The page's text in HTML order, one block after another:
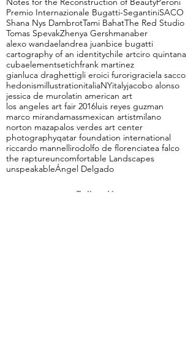
Premio Internazionale Bugatti-SegantiniSACO
Shana Nys DambrotTami BahatThe Red Studio
Tomas SpevakZhenya Gershmanaber
alexo wandaelandrea juanbice bugatti
cartography of an identitychile artciro quintana
cubaelementsetichfrank martinez
gianluca draghettigli eroici furorigraciela sacco
hedonismillustrationitaliaNYitalyjacobo alonso
jessica de murolatin american art
los angeles art fair 2016luis reyes guzman
marco mirandamassmexican artistmilano
norton mazapalos verdes art center
photographyqatar foundation international
riccardo mannellirodolfo de florenciatea falco
the raptureuncomfortable Landscapes
unspeakableÁngel Delgado
Follow Us